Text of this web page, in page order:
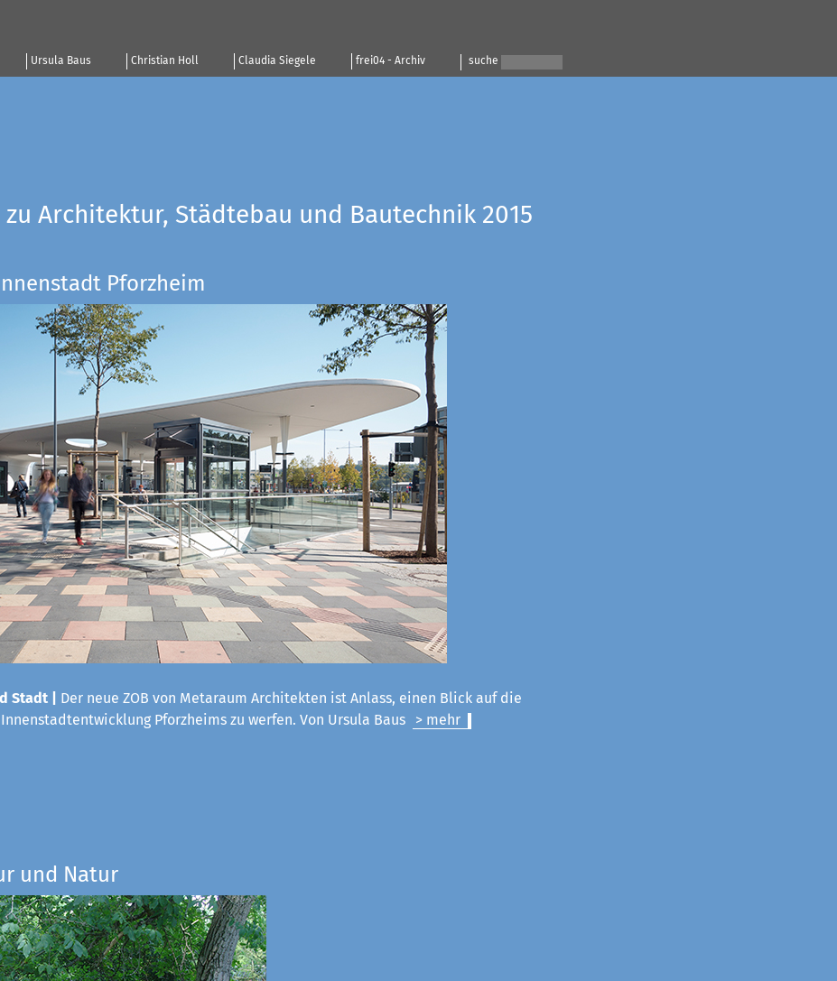
Ursula Baus Christian Holl Claudia Siegele frei04 - Archiv suche
zu Architektur, Städtebau und Bautechnik 2015
Pforzheim
Stadt |
Der neue ZOB von Metaraum Architekten ist Anlass, einen Blick auf die
Pforzheims zu werfen. Von Ursula Baus
> mehr
und Natur